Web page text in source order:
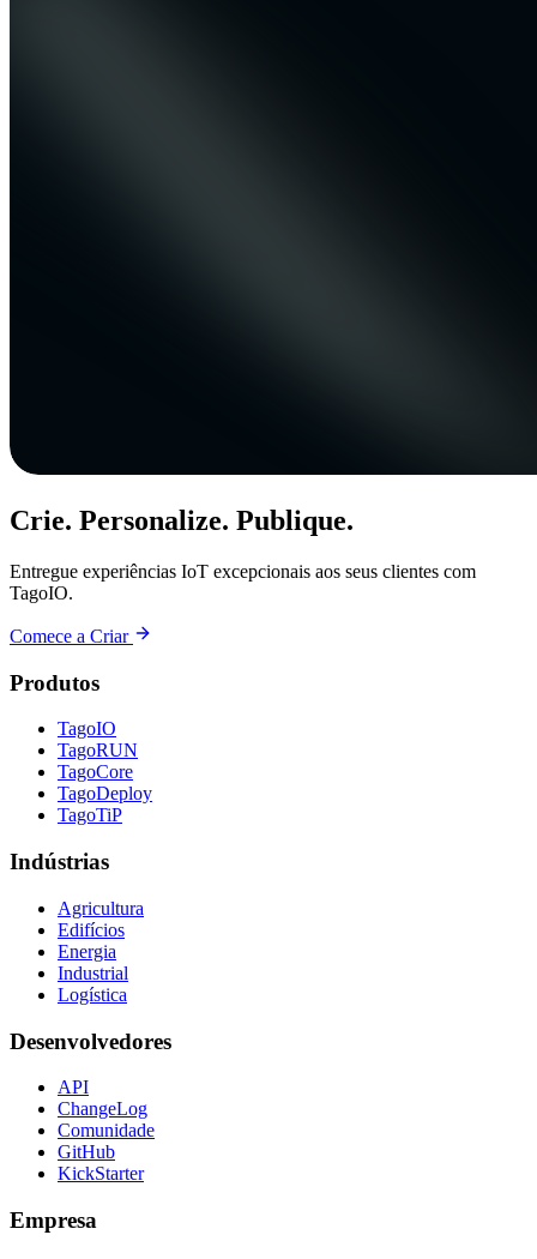
Crie. Personalize. Publique.
Entregue experiências IoT excepcionais aos seus clientes com
TagoIO.
Comece a Criar
Produtos
TagoIO
TagoRUN
TagoCore
TagoDeploy
TagoTiP
Indústrias
Agricultura
Edifícios
Energia
Industrial
Logística
Desenvolvedores
API
ChangeLog
Comunidade
GitHub
KickStarter
Empresa